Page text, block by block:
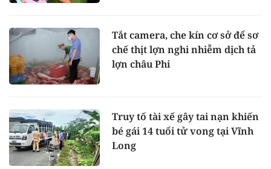
Tắt camera, che kín cơ sở để sơ
chế thịt lợn nghi nhiễm dịch tả
lợn châu Phi
Truy tố tài xế gây tai nạn khiến
bé gái 14 tuổi tử vong tại Vĩnh
Long